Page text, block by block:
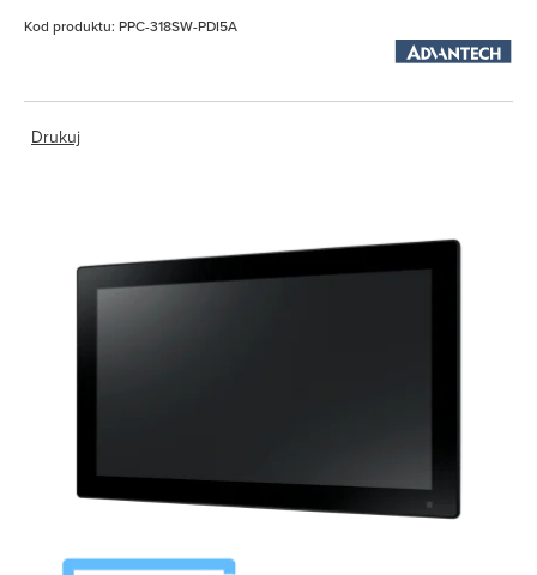
Kod produktu: PPC-318SW-PDI5A
Drukuj